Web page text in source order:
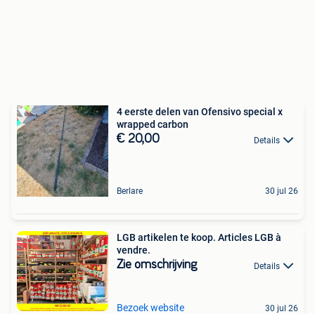
4 eerste delen van Ofensivo special x
wrapped carbon
€ 20,00 Details
Berlare 30 jul 26
LGB artikelen te koop. Articles LGB à
vendre.
Zie omschrijving Details
Bezoek website 30 jul 26